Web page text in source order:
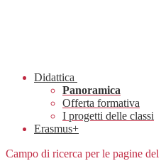
Didattica
Panoramica
Offerta formativa
I progetti delle classi
Erasmus+
Campo di ricerca per le pagine